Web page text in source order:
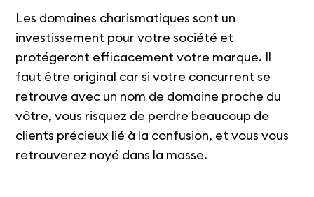
Les domaines charismatiques sont un
investissement pour votre société et
protégeront efficacement votre marque. Il
faut être original car si votre concurrent se
retrouve avec un nom de domaine proche du
vôtre, vous risquez de perdre beaucoup de
clients précieux lié à la confusion, et vous vous
retrouverez noyé dans la masse.